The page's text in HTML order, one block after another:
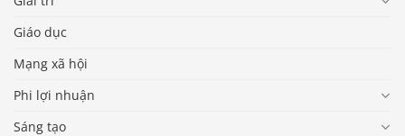
Giáo dục
Mạng xã hội
Phi lợi nhuận
Sáng tạo